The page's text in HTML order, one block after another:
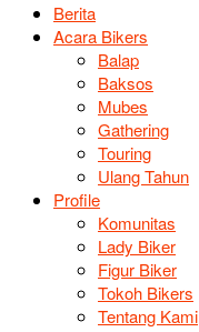
Berita
Acara Bikers
Balap
Baksos
Mubes
Gathering
Touring
Ulang Tahun
Profile
Komunitas
Lady Biker
Figur Biker
Tokoh Bikers
Tentang Kami